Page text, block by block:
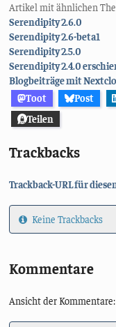
Artikel mit ähnlichen
Serendipity 2.6.0
Serendipity 2.6-beta1
Serendipity 2.5.0
Serendipity 2.4.0
Blogbeiträge mit
Toot
Post
Teilen
Trackbacks
Trackback-URL für
Keine Trackbacks
Kommentare
Ansicht der